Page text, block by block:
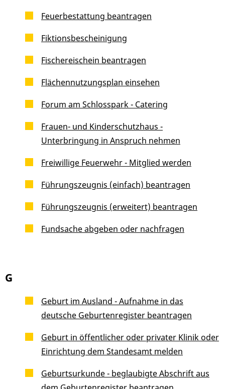
Feuerbestattung beantragen
Fiktionsbescheinigung
Fischereischein beantragen
Flächennutzungsplan einsehen
Forum am Schlosspark - Catering
Frauen- und Kinderschutzhaus -
Unterbringung in Anspruch nehmen
Freiwillige Feuerwehr - Mitglied werden
Führungszeugnis (einfach) beantragen
Führungszeugnis (erweitert) beantragen
Fundsache abgeben oder nachfragen
G
Geburt im Ausland - Aufnahme in das
deutsche Geburtenregister beantragen
Geburt in öffentlicher oder privater Klinik oder
Einrichtung dem Standesamt melden
Geburtsurkunde - beglaubigte Abschrift aus